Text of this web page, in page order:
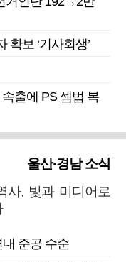
보 ‘기사회생’
출에 PS 셈법 복
울산·경남 소식
사, 빛과 미디어로
준공 수순